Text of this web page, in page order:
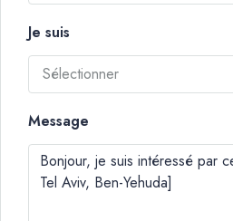
Je suis
Sélectionner
Message